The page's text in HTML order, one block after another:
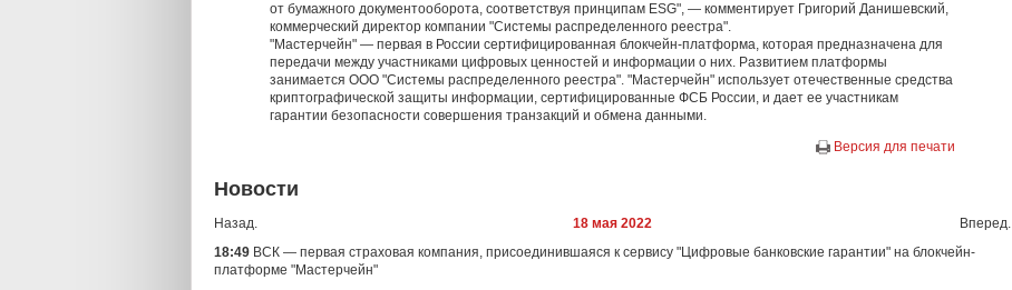
от бумажного документооборота, соответствуя принципам ESG", — комментирует Григорий Данишевский,
коммерческий директор компании "Системы распределенного реестра".
"Мастерчейн" — первая в России сертифицированная блокчейн-платформа, которая предназначена для
передачи между участниками цифровых ценностей и информации о них. Развитием платформы
занимается ООО "Системы распределенного реестра". "Мастерчейн" использует отечественные средства
криптографической защиты информации, сертифицированные ФСБ России, и дает ее участникам
гарантии безопасности совершения транзакций и обмена данными.
Версия для печати
Новости
Назад. 18 мая 2022
Вперед.
18:49 ВСК — первая страховая компания, присоединившаяся к сервису "Цифровые банковские гарантии" на блокчейн-
платформе "Мастерчейн"